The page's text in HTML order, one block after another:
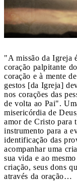
"A missão da Igreja
coração palpitante
coração e à mente
gestos [da Igreja]
nos corações das
de volta ao Pai".
misericórdia de
amor de Cristo para
instrumento para a
identificação das
acompanhar uma
sua vida e ao
criação, seus dons
através da oração…